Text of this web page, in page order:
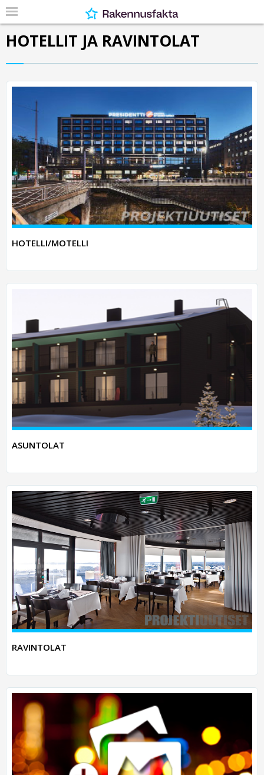
HOTELLIT JA RAVINTOLAT
HOTELLI/MOTELLI
ASUNTOLAT
RAVINTOLAT